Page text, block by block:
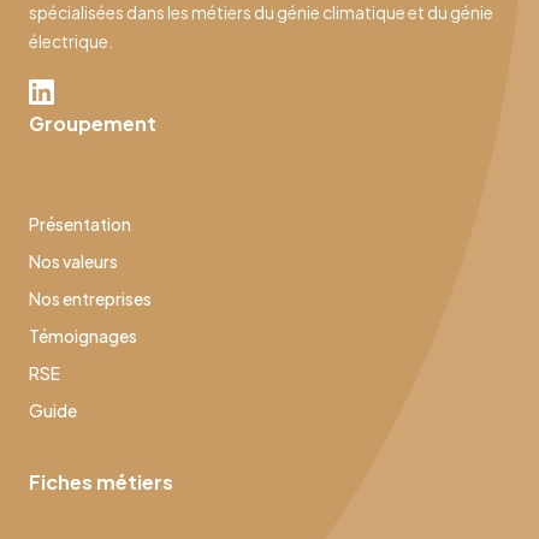
spécialisées dans les métiers du génie climatique et du génie
électrique.
Groupement
Présentation
Nos valeurs
Nos entreprises
Témoignages
RSE
Guide
Fiches métiers